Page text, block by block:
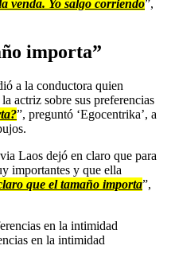
venda. Yo salgo corriendo”,
importa”
a la conductora quien
actriz sobre sus preferencias
”, preguntó ‘Egocentrika’, a
Laos dejó en claro que para
importantes y que ella
que el tamaño importa”,
en la intimidad